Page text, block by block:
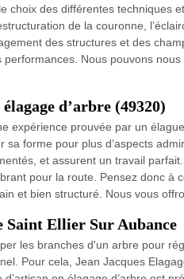
choix des différentes techniques
de la couronne,
des structures et des
performances. Nous pouvons
d’arbre (49320)
expérience prouvée par un
sa forme pour plus d’aspects
et assurent un travail
pour la route. Pensez donc à
et bien structuré. Nous vous
Saint Ellier Sur Aubance
les branches d'un arbre pour
Pour cela, Jean Jacques